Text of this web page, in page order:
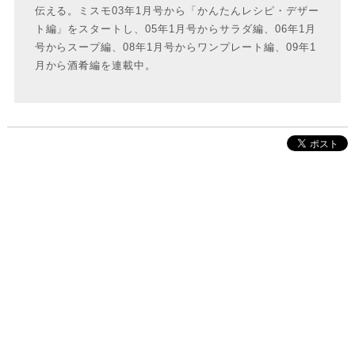
伝える。ミスモ03年1月号から「かんたんレシピ・デザー
ト編」をスタートし、05年1月号からサラダ編、06年1月
号からスープ編、08年1月号からワンプレート編、09年1
月から酒肴編を連載中。